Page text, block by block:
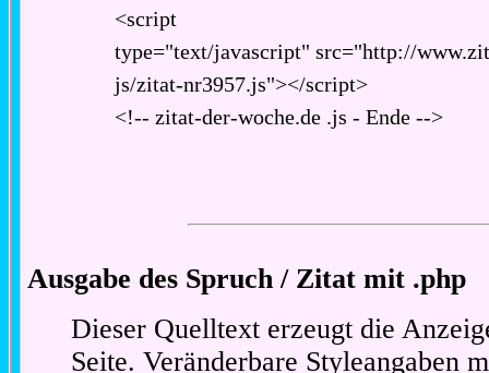
<script
type="text/javascript" src="http://
js/zitat-nr3957.js"></script>
<!-- zitat-der-woche.de .js - Ende -->
Ausgabe des Spruch / Zitat mit .php
Dieser Quelltext erzeugt die
Seite. Veränderbare Styleangaben